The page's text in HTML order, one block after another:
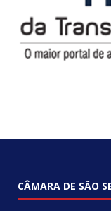
CÂMARA DE SÃO